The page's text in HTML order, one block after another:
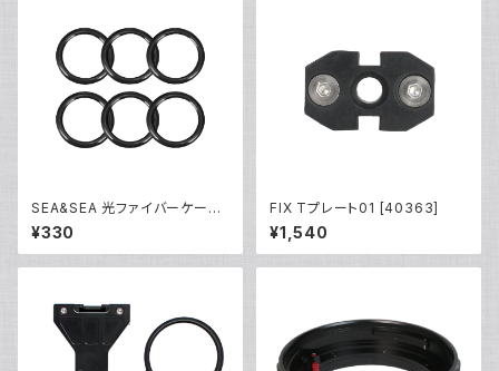
SEA&SEA 光ファイバーケーブ
ルOリング(6個入り) [92974]
¥330
FIX Tプレート01 [40363]
¥1,540